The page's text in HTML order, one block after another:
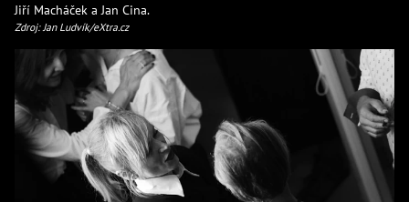
Jiří Macháček a Jan Cina.
Zdroj: Jan Ludvík/eXtra.cz